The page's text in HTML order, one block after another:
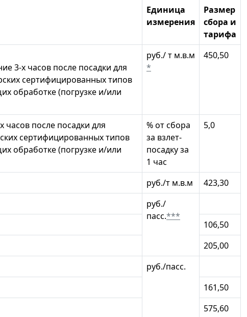
Единица
измерения
Размер
сбора и
тарифа
3-х часов после посадки для
сертифицированных типов
обработке (погрузке и/или
руб./ т м.в.м
*
450,50
часов после посадки для
сертифицированных типов
обработке (погрузке и/или
% от сбора
за взлет-
посадку за
1 час
5,0
руб./т м.в.м
423,30
руб./
пасс.***
106,50
205,00
руб./пасс.
161,50
575,60